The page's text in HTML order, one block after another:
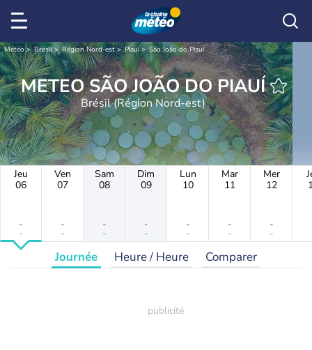
Météo Brésil Région Nord-est Piauí São João do Piauí
METEO SÃO JOÃO DO PIAUÍ
Brésil (Région Nord-est)
Jeu
06
-
-
Ven
07
-
-
Sam
08
-
-
Dim
09
-
-
Lun
10
-
-
Mar
11
-
-
Mer
12
-
-
Journée Heure / Heure Comparer